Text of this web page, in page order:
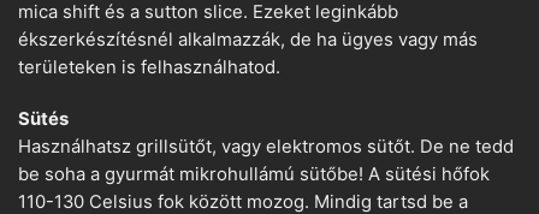
mica shift és a sutton slice. Ezeket leginkább
ékszerkészítésnél alkalmazzák, de ha ügyes vagy más
területeken is felhasználhatod.
Sütés
Használhatsz grillsütőt, vagy elektromos sütőt. De ne tedd
be soha a gyurmát mikrohullámú sütőbe! A sütési hőfok
110-130 Celsius fok között mozog. Mindig tartsd be a